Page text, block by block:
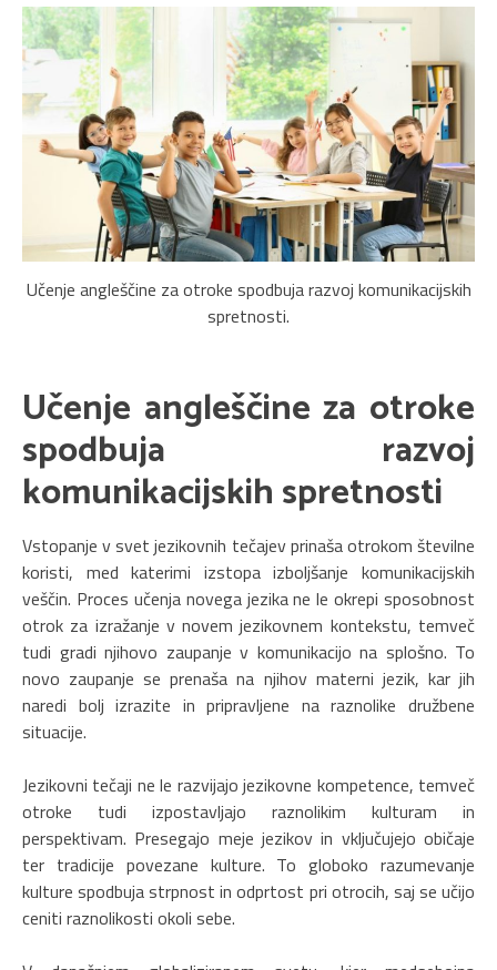
Učenje angleščine za otroke spodbuja razvoj komunikacijskih
spretnosti.
Učenje angleščine za otroke
spodbuja razvoj
komunikacijskih spretnosti
Vstopanje v svet jezikovnih tečajev prinaša otrokom številne
koristi, med katerimi izstopa izboljšanje komunikacijskih
veščin. Proces učenja novega jezika ne le okrepi sposobnost
otrok za izražanje v novem jezikovnem kontekstu, temveč
tudi gradi njihovo zaupanje v komunikacijo na splošno. To
novo zaupanje se prenaša na njihov materni jezik, kar jih
naredi bolj izrazite in pripravljene na raznolike družbene
situacije.
Jezikovni tečaji ne le razvijajo jezikovne kompetence, temveč
otroke tudi izpostavljajo raznolikim kulturam in
perspektivam. Presegajo meje jezikov in vključujejo običaje
ter tradicije povezane kulture. To globoko razumevanje
kulture spodbuja strpnost in odprtost pri otrocih, saj se učijo
ceniti raznolikosti okoli sebe.